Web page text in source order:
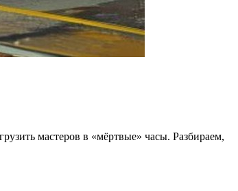
мастеров в «мёртвые» часы. Разбираем,